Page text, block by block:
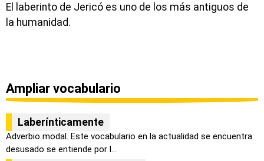
El laberinto de Jericó es uno de los más antiguos de
la humanidad.
Ampliar vocabulario
Laberínticamente
Adverbio modal. Este vocabulario en la actualidad se encuentra
desusado se entiende por l...